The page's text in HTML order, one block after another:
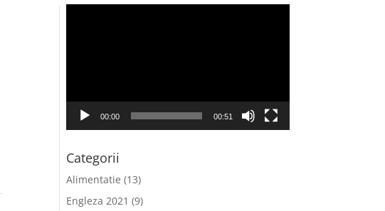
00:00 00:51
Categorii
Alimentatie (13)
Engleza 2021 (9)